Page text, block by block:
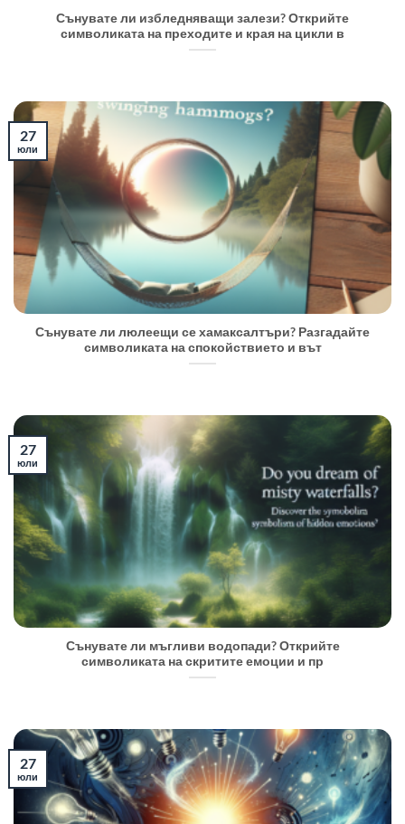
Сънувате ли избледняващи залези? Открийте
символиката на преходите и края на цикли в
Сънувате ли люлеещи се хамаксалтъри? Разгадайте
символиката на спокойствието и вът
27
юли
Сънувате ли мъгливи водопади? Открийте
символиката на скритите емоции и пр
27
юли
27
юли